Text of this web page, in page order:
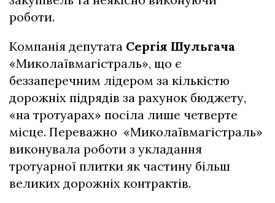
роботи.
Компанія депутата Сергія Шульгача
«Миколаївмагістраль», що є
беззаперечним лідером за кількістю
дорожніх підрядів за рахунок бюджету,
«на тротуарах» посіла лише четверте
місце. Переважно «Миколаївмагістраль»
виконувала роботи з укладання
тротуарної плитки як частину більш
великих дорожніх контрактів.